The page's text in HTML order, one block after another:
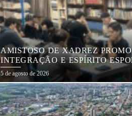
AMISTOSO DE XADREZ
INTEGRAÇÃO E ESPÍRITO
SÃO MANUEL
5 de agosto de 2026